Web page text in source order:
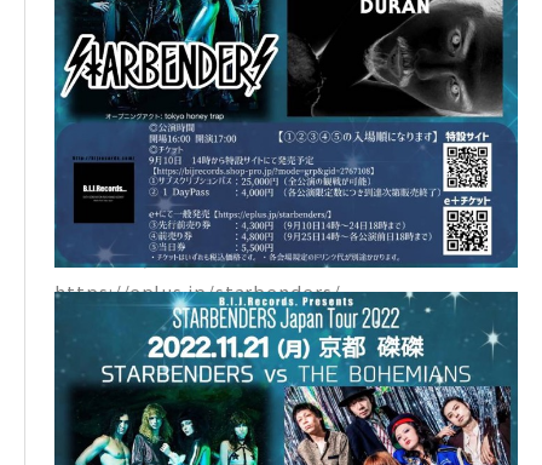
販売終了)
・サブスクリプションパス：25,000円
https://bijrecords.shop-pro.jp/?mode=grp&gid=
2767108
【e+一般発売】
先行前売り券： 4,300円 (9月10日14時～24日18時)
前売り券： 4,800円 (9月25日14時〜各公演前日18時)
当日券：5,500円
https://eplus.jp/starbenders/
※チケットはいずれも税込価格です
※各会場規定のドリンク代が別途かかります